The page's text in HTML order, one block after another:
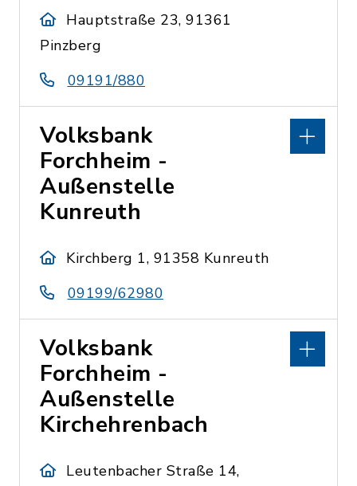
Hauptstraße 23, 91361
Pinzberg
09191/880
Volksbank
Forchheim -
Außenstelle
Kunreuth
Kirchberg 1, 91358 Kunreuth
09199/62980
Volksbank
Forchheim -
Außenstelle
Kirchehrenbach
Leutenbacher Straße 14,